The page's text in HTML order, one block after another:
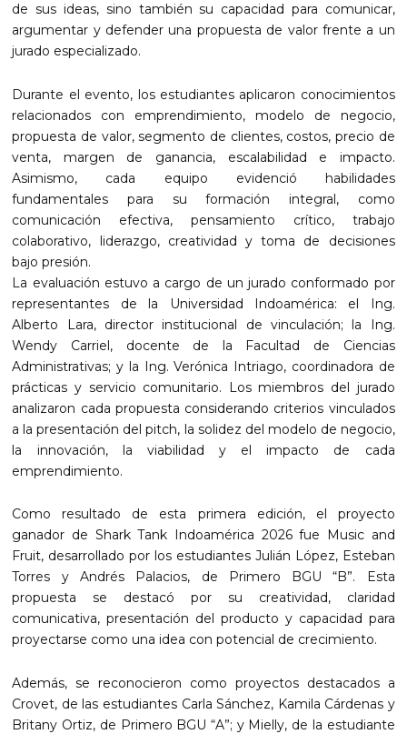
de sus ideas, sino también su capacidad para comunicar,
argumentar y defender una propuesta de valor frente a un
jurado especializado.
Durante el evento, los estudiantes aplicaron conocimientos
relacionados con emprendimiento, modelo de negocio,
propuesta de valor, segmento de clientes, costos, precio de
venta, margen de ganancia, escalabilidad e impacto.
Asimismo, cada equipo evidenció habilidades
fundamentales para su formación integral, como
comunicación efectiva, pensamiento crítico, trabajo
colaborativo, liderazgo, creatividad y toma de decisiones
bajo presión.
La evaluación estuvo a cargo de un jurado conformado por
representantes de la Universidad Indoamérica: el Ing.
Alberto Lara, director institucional de vinculación; la Ing.
Wendy Carriel, docente de la Facultad de Ciencias
Administrativas; y la Ing. Verónica Intriago, coordinadora de
prácticas y servicio comunitario. Los miembros del jurado
analizaron cada propuesta considerando criterios vinculados
a la presentación del pitch, la solidez del modelo de negocio,
la innovación, la viabilidad y el impacto de cada
emprendimiento.
Como resultado de esta primera edición, el proyecto
ganador de Shark Tank Indoamérica 2026 fue Music and
Fruit, desarrollado por los estudiantes Julián López, Esteban
Torres y Andrés Palacios, de Primero BGU “B”. Esta
propuesta se destacó por su creatividad, claridad
comunicativa, presentación del producto y capacidad para
proyectarse como una idea con potencial de crecimiento.
Además, se reconocieron como proyectos destacados a
Crovet, de las estudiantes Carla Sánchez, Kamila Cárdenas y
Britany Ortiz, de Primero BGU “A”; y Mielly, de la estudiante